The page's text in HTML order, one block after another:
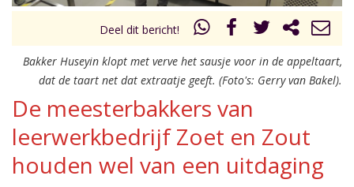
Deel dit bericht!
Bakker Huseyin klopt met verve het sausje voor in de appeltaart,
dat de taart net dat extraatje geeft. (Foto's: Gerry van Bakel).
De meesterbakkers van
leerwerkbedrijf Zoet en Zout
houden wel van een uitdaging